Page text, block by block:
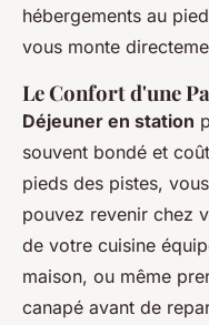
hébergements au
vous monte
Le Confort d'une
Déjeuner en station
souvent bondé et
pieds des pistes,
pouvez revenir chez
de votre cuisine
maison, ou même
canapé avant de